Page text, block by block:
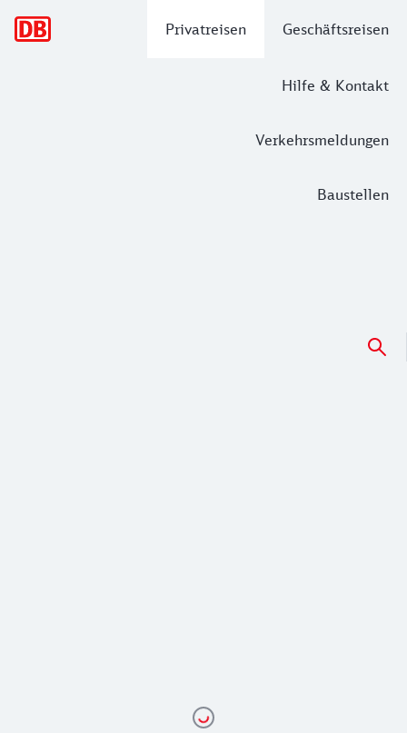
Privatreisen Geschäftsreisen
Hilfe & Kontakt
Verkehrsmeldungen
Baustellen